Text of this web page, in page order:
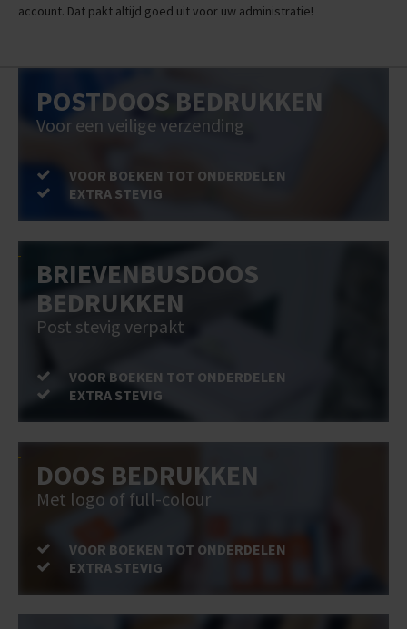
account. Dat pakt altijd goed uit voor uw administratie!
POSTDOOS BEDRUKKEN
Voor een veilige verzending
VOOR BOEKEN TOT ONDERDELEN
EXTRA STEVIG
BRIEVENBUSDOOS
BEDRUKKEN
Post stevig verpakt
VOOR BOEKEN TOT ONDERDELEN
EXTRA STEVIG
DOOS BEDRUKKEN
Met logo of full-colour
VOOR BOEKEN TOT ONDERDELEN
EXTRA STEVIG